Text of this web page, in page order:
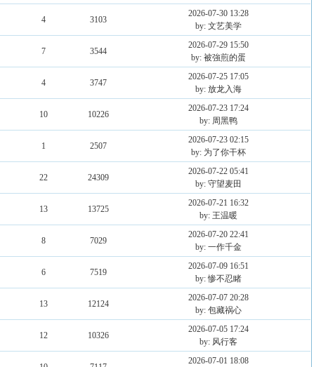
4 3103
2026-07-30 13:28
by: 文艺美学
7 3544
2026-07-29 15:50
by: 被強煎的蛋
4 3747
2026-07-25 17:05
by: 放龙入海
10 10226
2026-07-23 17:24
by: 周黑鸭
1 2507
2026-07-23 02:15
by: 为了你干杯
22 24309
2026-07-22 05:41
by: 守望麦田
13 13725
2026-07-21 16:32
by: 王温暖
8 7029
2026-07-20 22:41
by: 一作千金
6 7519
2026-07-09 16:51
by: 惨不忍睹
13 12124
2026-07-07 20:28
by: 包藏祸心
12 10326
2026-07-05 17:24
by: 风行客
2026-07-01 18:08